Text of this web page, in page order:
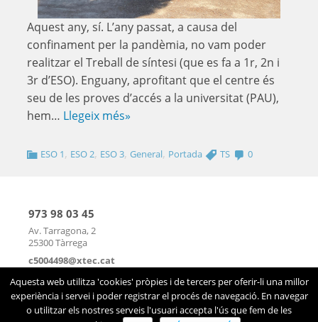
Aquest any, sí. L’any passat, a causa del
confinament per la pandèmia, no vam poder
realitzar el Treball de síntesi (que es fa a 1r, 2n i
3r d’ESO). Enguany, aprofitant que el centre és
seu de les proves d’accés a la universitat (PAU),
hem… Llegeix més»
ESO 1, ESO 2, ESO 3, General, Portada TS 0
973 98 03 45
Av. Tarragona, 2
25300 Tàrrega
c5004498@xtec.cat
mapa
| contacte
Aquesta web utilitza 'cookies' pròpies i de tercers per oferir-li una millor
experiència i servei i poder registrar el procés de navegació. En navegar
o utilitzar els nostres serveis l'usuari accepta l'ús que fem de les